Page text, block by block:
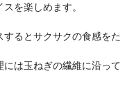
を楽しめます。
るとサクサクの食感をた
は玉ねぎの繊維に沿って